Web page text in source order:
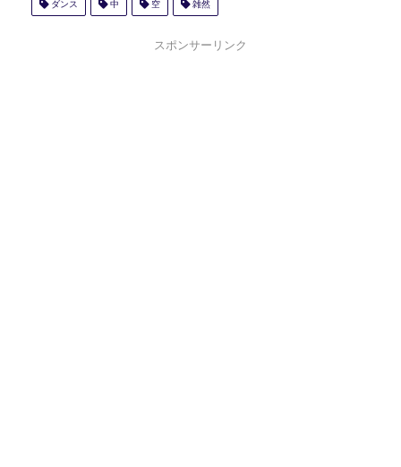
ダンス 中 空 雑然
スポンサーリンク